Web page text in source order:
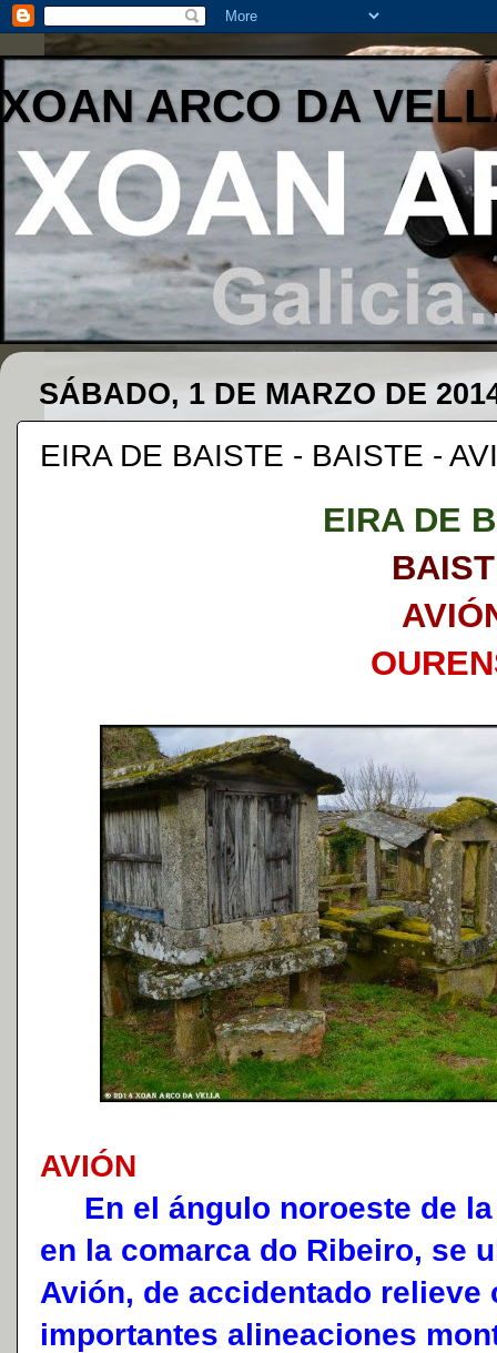
XOAN ARCO DA
SÁBADO, 1 DE MARZO DE
EIRA DE BAISTE - BAISTE -
EIRA DE
AVIÓN
En el ángulo noroeste de la
en la comarca do Ribeiro, se
Avión, de accidentado relieve
importantes alineaciones